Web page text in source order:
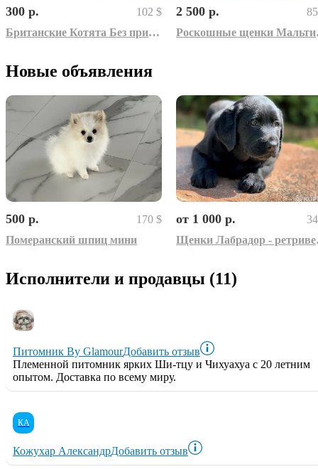
300 р.
102 $
Британские Котята Без примеси других пород
2 500 р.
Новые объявления
500 р.
170 $
Померанский шпиц мини
от 1 000 р.
Исполнители и продавцы (11)
Питомник By GlamourДобавить отзыв
Племенной питомник ярких Ши-тцу и Чихуахуа с 20 летним
опытом. Доставка по всему миру.
КА
Кожухар АлександрДобавить отзыв